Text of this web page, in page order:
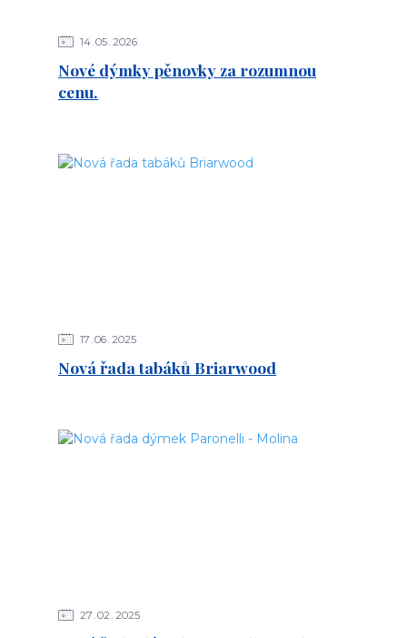
14 05 2026
Nové dýmky pěnovky za rozumnou
cenu.
17 06 2025
Nová řada tabáků Briarwood
27 02 2025